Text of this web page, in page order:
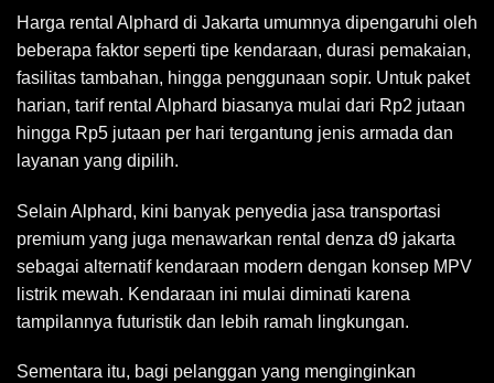
Harga rental Alphard di Jakarta umumnya dipengaruhi oleh
beberapa faktor seperti tipe kendaraan, durasi pemakaian,
fasilitas tambahan, hingga penggunaan sopir. Untuk paket
harian, tarif rental Alphard biasanya mulai dari Rp2 jutaan
hingga Rp5 jutaan per hari tergantung jenis armada dan
layanan yang dipilih.
Selain Alphard, kini banyak penyedia jasa transportasi
premium yang juga menawarkan rental denza d9 jakarta
sebagai alternatif kendaraan modern dengan konsep MPV
listrik mewah. Kendaraan ini mulai diminati karena
tampilannya futuristik dan lebih ramah lingkungan.
Sementara itu, bagi pelanggan yang menginginkan